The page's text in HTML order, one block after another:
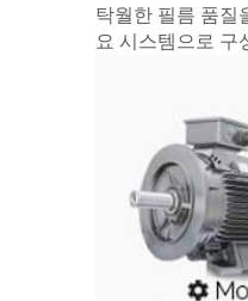
탁월한 필름 품질
요 시스템으로 구